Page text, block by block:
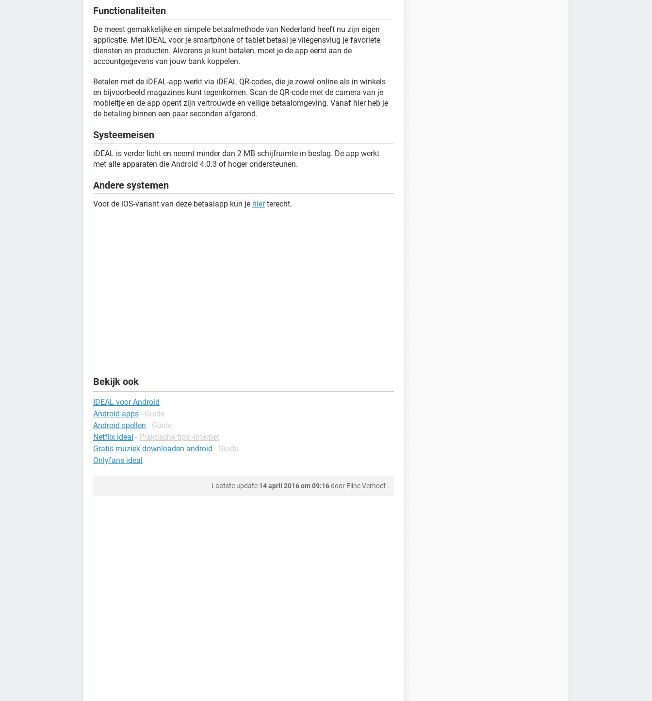
Functionaliteiten
De meest gemakkelijke en simpele betaalmethode van Nederland heeft nu zijn eigen
applicatie. Met iDEAL voor je smartphone of tablet betaal je vliegensvlug je favoriete
diensten en producten. Alvorens je kunt betalen, moet je de app eerst aan de
accountgegevens van jouw bank koppelen.
Betalen met de iDEAL-app werkt via iDEAL QR-codes, die je zowel online als in winkels
en bijvoorbeeld magazines kunt tegenkomen. Scan de QR-code met de camera van je
mobieltje en de app opent zijn vertrouwde en veilige betaalomgeving. Vanaf hier heb je
de betaling binnen een paar seconden afgerond.
Systeemeisen
iDEAL is verder licht en neemt minder dan 2 MB schijfruimte in beslag. De app werkt
met alle apparaten die Android 4.0.3 of hoger ondersteunen.
Andere systemen
Voor de iOS-variant van deze betaalapp kun je hierterecht.
Bekijk ook
IDEAL voor Android
Android apps - Guide
Android spellen - Guide
Netflix ideal - Praktische tips -Internet
Gratis muziek downloaden android - Guide
Onlyfans ideal -
Laatste update 14 april 2016 om 09:16door Eline Verhoef .